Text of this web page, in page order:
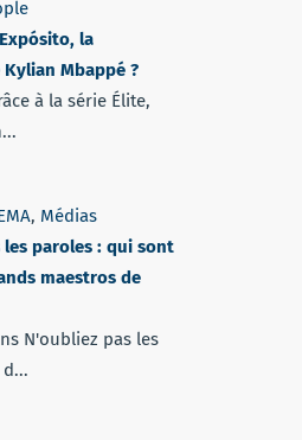
la
Mbappé ?
à la série Élite,
, Médias
les paroles : qui sont
maestros de
N'oubliez pas les